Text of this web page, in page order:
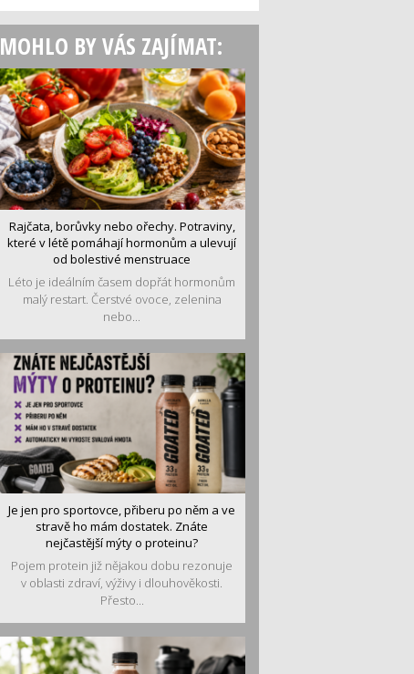
MOHLO BY VÁS ZAJÍMAT:
Rajčata, borůvky nebo ořechy. Potraviny,
které v létě pomáhají hormonům a ulevují
od bolestivé menstruace
Léto je ideálním časem dopřát hormonům
malý restart. Čerstvé ovoce, zelenina
nebo...
Je jen pro sportovce, přiberu po něm a ve
stravě ho mám dostatek. Znáte
nejčastější mýty o proteinu?
Pojem protein již nějakou dobu rezonuje
v oblasti zdraví, výživy i dlouhověkosti.
Přesto...